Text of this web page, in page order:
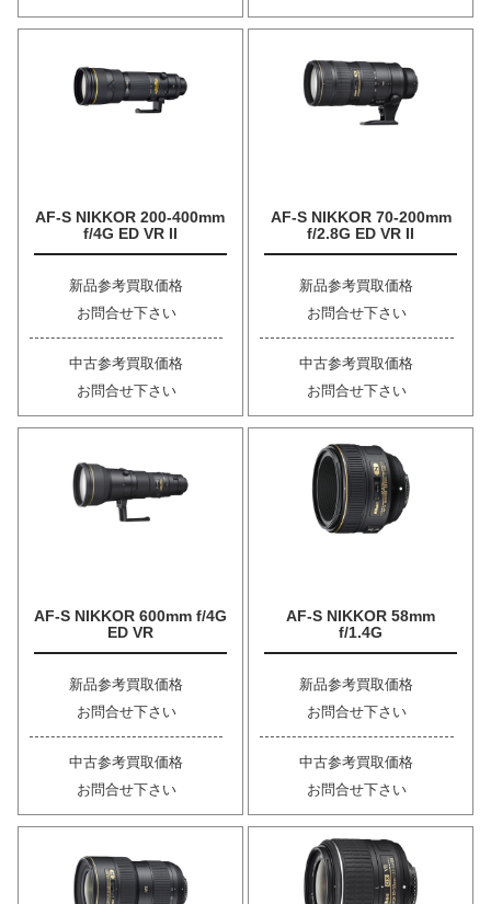
AF-S NIKKOR 200-400mm
f/4G ED VR II
新品参考買取価格
お問合せ下さい
中古参考買取価格
お問合せ下さい
AF-S NIKKOR 70-200mm
f/2.8G ED VR II
新品参考買取価格
お問合せ下さい
中古参考買取価格
お問合せ下さい
AF-S NIKKOR 600mm f/4G
ED VR
新品参考買取価格
お問合せ下さい
中古参考買取価格
お問合せ下さい
AF-S NIKKOR 58mm
f/1.4G
新品参考買取価格
お問合せ下さい
中古参考買取価格
お問合せ下さい